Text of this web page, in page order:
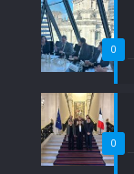
0
0